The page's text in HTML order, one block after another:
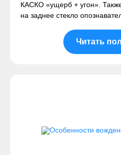
КАСКО «ущерб + угон».
на заднее стекло
Читать